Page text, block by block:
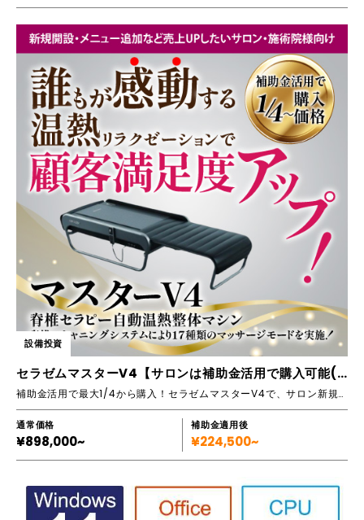
設備投資
セラゼムマスターV4【サロンは補助金活用で購入可能(全国対応)】
補助金活用で最大1/4から購入！セラゼムマスターV4で、サロン新規開設やメニュー追加を実現し、売上アップにつなげましょう！
通常価格
¥898,000~
補助金適用後
¥224,500~